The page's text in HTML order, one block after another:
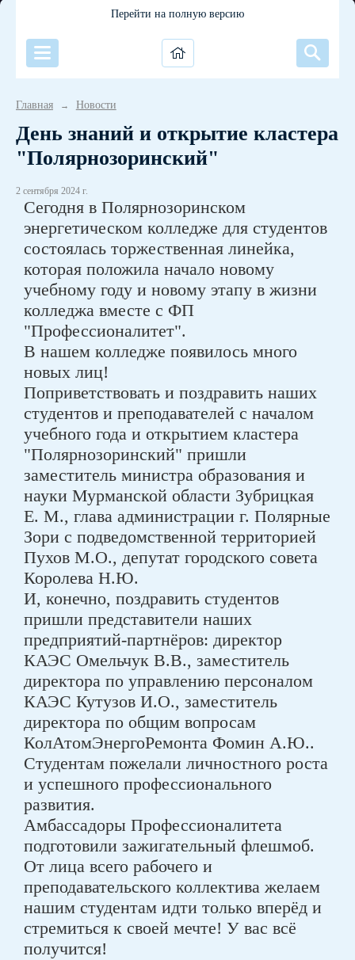
Перейти на полную версию
Главная → Новости
День знаний и открытие кластера
"Полярнозоринский"
2 сентября 2024 г.
Сегодня в Полярнозоринском
энергетическом колледже для студентов
состоялась торжественная линейка,
которая положила начало новому
учебному году и новому этапу в жизни
колледжа вместе с ФП
"Профессионалитет".
В нашем колледже появилось много
новых лиц!
Поприветствовать и поздравить наших
студентов и преподавателей с началом
учебного года и открытием кластера
"Полярнозоринский" пришли
заместитель министра образования и
науки Мурманской области Зубрицкая
Е. М., глава администрации г. Полярные
Зори с подведомственной территорией
Пухов М.О., депутат городского совета
Королева Н.Ю.
И, конечно, поздравить студентов
пришли представители наших
предприятий-партнёров: директор
КАЭС Омельчук В.В., заместитель
директора по управлению персоналом
КАЭС Кутузов И.О., заместитель
директора по общим вопросам
КолАтомЭнергоРемонта Фомин А.Ю..
Студентам пожелали личностного роста
и успешного профессионального
развития.
Амбассадоры Профессионалитета
подготовили зажигательный флешмоб.
От лица всего рабочего и
преподавательского коллектива желаем
нашим студентам идти только вперёд и
стремиться к своей мечте! У вас всё
получится!